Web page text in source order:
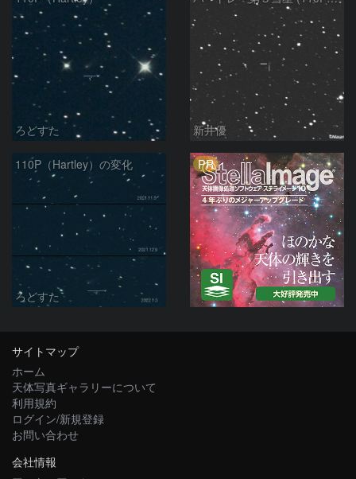
ろどすた 新井優
110P（Hartley）の変化
ろどすた
PR
サイトマップ
ホーム
天体写真ギャラリーについて
利用規約
ログイン/新規登録
お問い合わせ
会社情報